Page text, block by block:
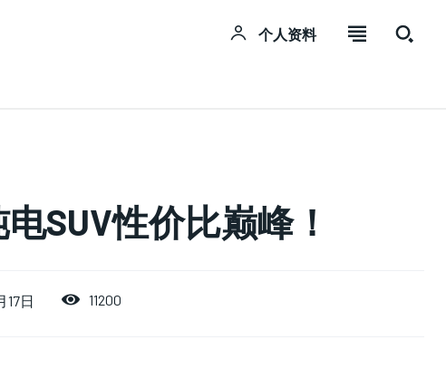
We have a curated list of the most noteworthy news
from all across the globe. With any subscription plan,
We have a curated list of the most noteworthy news
from all across the globe. With any subscription plan,
We have a curated list of the most noteworthy news
from all across the globe. With any subscription plan,
个人资料
SUV性价比巅峰！
17日 11200